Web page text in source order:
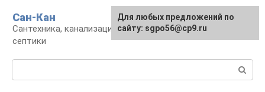
контенту
Сан-Кан
Сантехника, канализация, водопровод,
септики
Для любых предложений по
сайту: sgpo56@cp9.ru